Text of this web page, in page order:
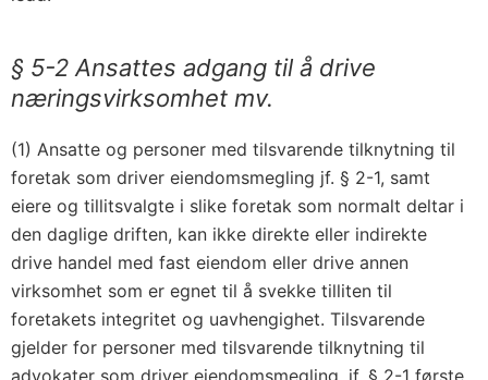
§ 5-2 Ansattes adgang til å drive
næringsvirksomhet mv.
(1) Ansatte og personer med tilsvarende tilknytning til
foretak som driver eiendomsmegling jf. § 2-1, samt
eiere og tillitsvalgte i slike foretak som normalt deltar i
den daglige driften, kan ikke direkte eller indirekte
drive handel med fast eiendom eller drive annen
virksomhet som er egnet til å svekke tilliten til
foretakets integritet og uavhengighet. Tilsvarende
gjelder for personer med tilsvarende tilknytning til